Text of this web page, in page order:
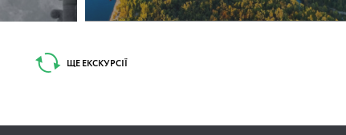
ЩЕ ЕКСКУРСІЇ